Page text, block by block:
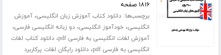
۱۸۱۶ صفحه
برچسب‌ها:دانلود کتاب آموزش زبان انگلیسی،آموزش
انگلیسی، خودآموز انگلیسی،دو زبانه انگلیسی فارسی،
آموزش لغات انگلیسی به فارسی pdf ،دانلود کتاب لغات
انگلیسی به فارسی pdf
،دانلود رایگان لغات پرکاربرد